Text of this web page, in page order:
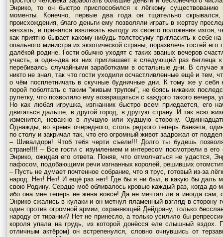
Энрико, то он быстро приспособился к лёгкому
моменты. Конечно, первые два года он тщательно
происхождения, благо деньги ему позволяли играть в жертву
начхать, и принялся извлекать выгоду из своего положения
как приятно бывает какому-нибудь толстосуму пригласить к себе
опального министра из экзотической страны, поразвлечь гостей
далёкой родине. Гости обычно уходят с таких званых вечеров
участь, а один-два из них приглашает в следующий раз беглеца
перебиваясь случайными заработками в остальные дни. В
никто не знал, так что гости уходили осчастливленные ещё и тем,
о чём посплетничать в скучные будничные дни. К тому же у себя
порой поболтать с таким "живым трупом", не боясь никаких
рулетку, что позволяло ему возвращаться с каждого такого вечера,
Но как любая игрушка, изгнанник быстро всем приедается, его
двигаться дальше, в другой город, в другую страну. И так всю
изменится, неважно в лучшую или худшую сторону.
Однажды, во время очередного, столь редкого теперь банкета,
по столу и закричал так, что его огромный живот задрожал от
– Шивалдори! Чтоб тебя черти съели!!! Долго ты будешь
стране!!!! – Все гости с изумлением и интересом посмотрели в
Энрико, ожидая его ответа. Поняв, что отмолчаться не удастся,
пафосом, подобающими речи изгнанных королей, решивших
– Пусть не думает почтенное собрание, что я трус, готовый из-за
народ. Нет! Нет! И ещё раз нет! Где бы я ни был, в какую бы даль
свою Родину. Сердце моё обливалось кровью каждый раз, когда до
ибо она мне теперь не жена вовсе! Да не мечтал ли я иногда сам,
Энрико сжались в кулаки и он метнул пламенный взгляд в
один против огромной армии, охраняющей Дейдрану, только
народу от тирании? Нет не принесло, а только усилило бы
короля упала на грудь, из которой донёсся еле слышный вздох.
отличным актёром) он встрепенулся, словно очнувшись от